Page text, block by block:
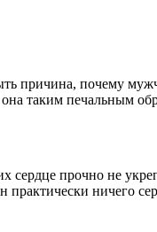
причина, почему
таким печальным
прочно не
ничего